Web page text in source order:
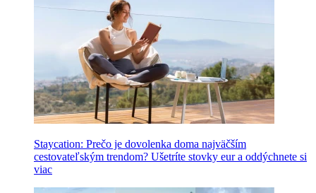
Staycation: Prečo je dovolenka doma najväčším
cestovateľským trendom? Ušetríte stovky eur a oddýchnete si
viac